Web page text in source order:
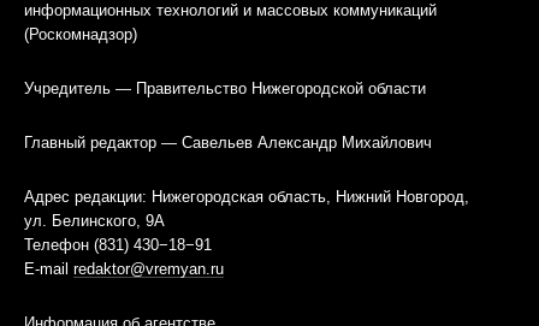
информационных технологий и массовых коммуникаций
(Роскомнадзор)
Учредитель — Правительство Нижегородской области
Главный редактор — Савельев Александр Михайлович
Адрес редакции: Нижегородская область, Нижний Новгород,
ул. Белинского, 9А
Телефон (831) 430−18−91
E-mail redaktor@vremyan.ru